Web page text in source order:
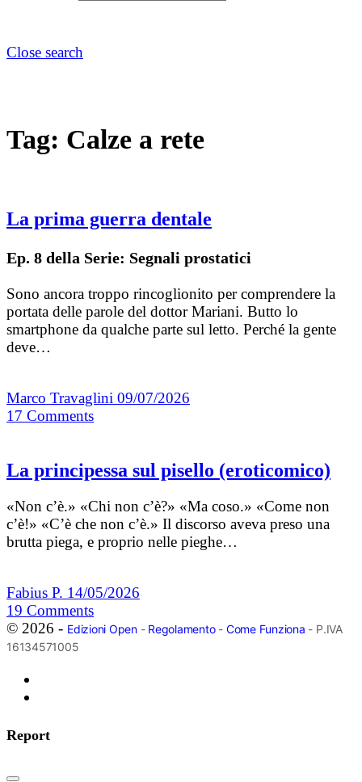
Close search
Tag: Calze a rete
La prima guerra dentale
Ep. 8 della Serie: Segnali prostatici
Sono ancora troppo rincoglionito per comprendere la
portata delle parole del dottor Mariani. Butto lo
smartphone da qualche parte sul letto. Perché la gente
deve…
Marco Travaglini 09/07/2026
17 Comments
La principessa sul pisello (eroticomico)
«Non c’è.» «Chi non c’è?» «Ma coso.» «Come non
c’è!» «C’è che non c’è.» Il discorso aveva preso una
brutta piega, e proprio nelle pieghe…
Fabius P. 14/05/2026
19 Comments
© 2026 - Edizioni Open- Regolamento- Come Funziona - P.IVA
16134571005
Report